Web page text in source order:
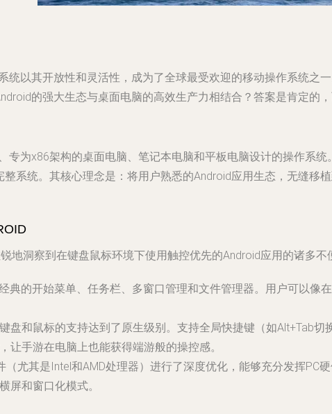
统以其开放性和灵活性，成为了全球最受欢迎的移动操作系统之
的强大生态与桌面电脑的高效生产力相结合？答案是肯定的，
专为x86架构的桌面电脑、笔记本电脑和平板电脑设计的操作系
系统。其核心理念是：将用户熟悉的Android应用生态，无缝移
地洞察到在键盘鼠标环境下使用触控优先的Android应用的诸多不
典的开始菜单、任务栏、多窗口管理和文件管理器。用户可以像
盘和鼠标的支持达到了原生级别。支持全局快捷键（如Alt+Tab
让手游在电脑上也能获得端游般的操控感。
（尤其是Intel和AMD处理器）进行了深度优化，能够充分发挥
屏和窗口化模式。